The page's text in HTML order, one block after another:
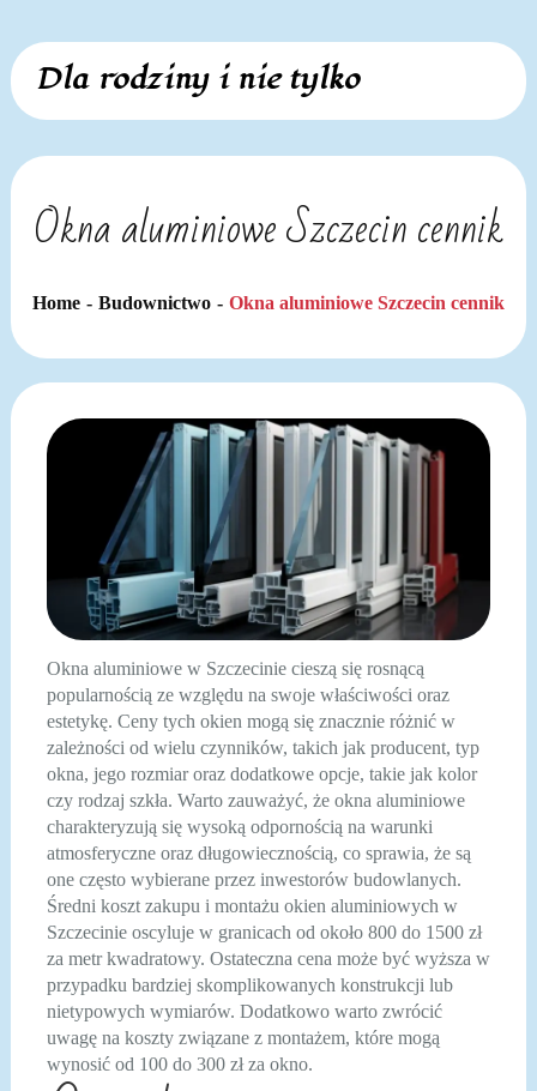
Skip
content
Dla rodziny i nie tylko
Okna aluminiowe Szczecin cennik
Home Budownictwo Okna aluminiowe Szczecin cennik
Okna aluminiowe w Szczecinie cieszą się rosnącą
popularnością ze względu na swoje właściwości oraz
estetykę. Ceny tych okien mogą się znacznie różnić w
zależności od wielu czynników, takich jak producent, typ
okna, jego rozmiar oraz dodatkowe opcje, takie jak kolor
czy rodzaj szkła. Warto zauważyć, że okna aluminiowe
charakteryzują się wysoką odpornością na warunki
atmosferyczne oraz długowiecznością, co sprawia, że są
one często wybierane przez inwestorów budowlanych.
Średni koszt zakupu i montażu okien aluminiowych w
Szczecinie oscyluje w granicach od około 800 do 1500 zł
za metr kwadratowy. Ostateczna cena może być wyższa w
przypadku bardziej skomplikowanych konstrukcji lub
nietypowych wymiarów. Dodatkowo warto zwrócić
uwagę na koszty związane z montażem, które mogą
wynosić od 100 do 300 zł za okno.